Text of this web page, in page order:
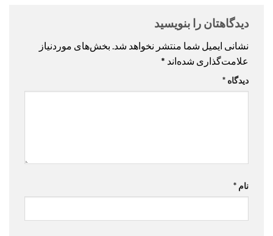
دیدگاهتان را بنویسید
نشانی ایمیل شما منتشر نخواهد شد. بخش‌های موردنیاز
علامت‌گذاری شده‌اند *
دیدگاه *
نام *